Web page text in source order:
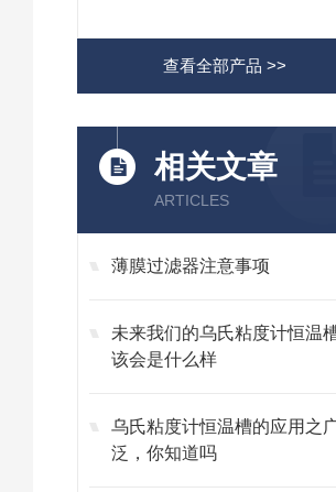
查看全部产品 >>
相关文章
ARTICLES
薄膜过滤器注意事项
未来我们的乌氏粘度计恒温
该会是什么样
乌氏粘度计恒温槽的应用之
泛，你知道吗